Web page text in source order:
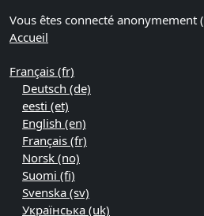
Vous êtes connecté anonymement (
Accueil
Français ‎(fr)‎
Deutsch ‎(de)‎
eesti ‎(et)‎
English ‎(en)‎
Français ‎(fr)‎
Norsk ‎(no)‎
Suomi ‎(fi)‎
Svenska ‎(sv)‎
Українська ‎(uk)‎